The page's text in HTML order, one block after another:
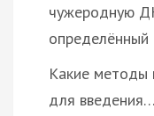
чужеродную
определённый
Какие методы
для введения…